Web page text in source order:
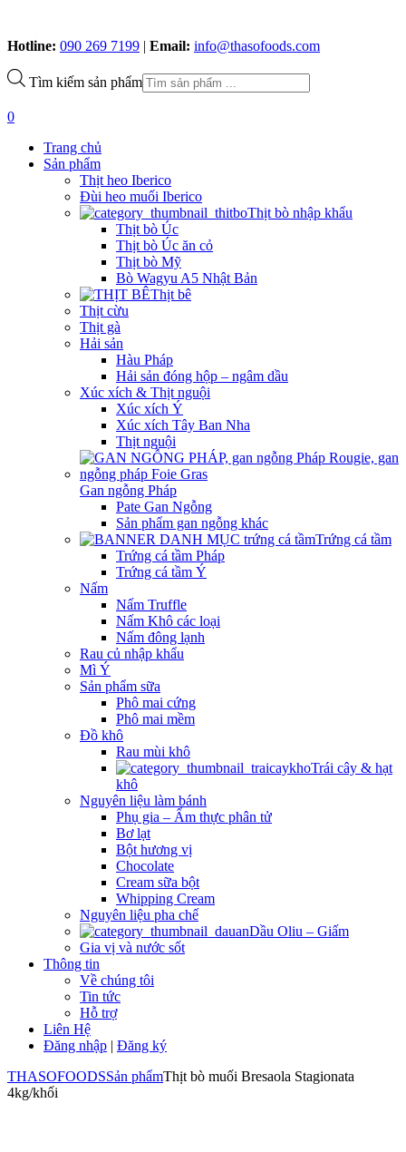
Hotline: 090 269 7199 | Email: info@thasofoods.com
Tìm kiếm sản phẩm
0
Trang chủ
Sản phẩm
Thịt heo Iberico
Đùi heo muối Iberico
Thịt bò nhập khẩu
Thịt bò Úc
Thịt bò Úc ăn cỏ
Thịt bò Mỹ
Bò Wagyu A5 Nhật Bản
Thịt bê
Thịt cừu
Thịt gà
Hải sản
Hàu Pháp
Hải sản đóng hộp – ngâm dầu
Xúc xích & Thịt nguội
Xúc xích Ý
Xúc xích Tây Ban Nha
Thịt nguội
Gan ngỗng Pháp
Pate Gan Ngỗng
Sản phẩm gan ngỗng khác
Trứng cá tầm
Trứng cá tầm Pháp
Trứng cá tầm Ý
Nấm
Nấm Truffle
Nấm Khô các loại
Nấm đông lạnh
Rau củ nhập khẩu
Mì Ý
Sản phẩm sữa
Phô mai cứng
Phô mai mềm
Đồ khô
Rau mùi khô
Trái cây & hạt
khô
Nguyên liệu làm bánh
Phụ gia – Ẩm thực phân tử
Bơ lạt
Bột hương vị
Chocolate
Cream sữa bột
Whipping Cream
Nguyên liệu pha chế
Dầu Oliu – Giấm
Gia vị và nước sốt
Thông tin
Về chúng tôi
Tin tức
Hỗ trợ
Liên Hệ
Đăng nhập | Đăng ký
THASOFOODSSản phẩmThịt bò muối Bresaola Stagionata
4kg/khối